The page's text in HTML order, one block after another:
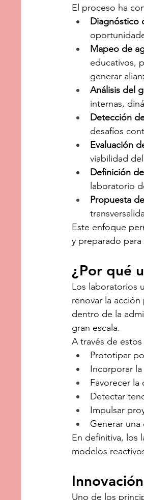
El proceso ha
Diagnóstico
Mapeo de
educativos,
generar
Análisis del
internas,
Detección
desafíos
Evaluación
viabilidad
Definición
laboratorio
Propuesta
Este enfoque
y preparado
¿Por qué
Los laboratorios
renovar la
dentro de la
gran escala.
A través de
Prototipar
Incorporar
Favorecer
Detectar
Impulsar
Generar
En definitiva, los
modelos
Uno de los